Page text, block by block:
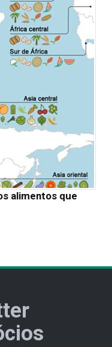
alimentos que